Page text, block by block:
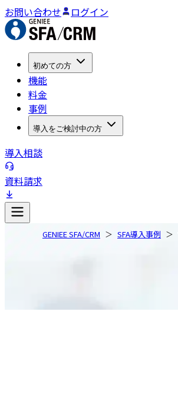
お問い合わせ ログイン
初めての方
機能
料金
事例
導入をご検討中の方
導入相談
資料請求
GENIEE SFA/CRM SFA導入事例